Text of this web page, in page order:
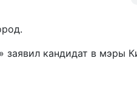
кандидат в мэры